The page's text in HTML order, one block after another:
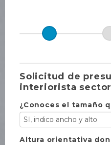
creaimpacto
Solicitud de
interiorista
¿Conoces el tamaño
Altura orientativa